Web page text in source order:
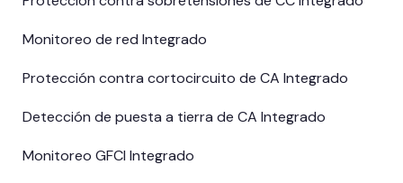
Monitoreo de red Integrado
Protección contra cortocircuito de CA Integrado
Detección de puesta a tierra de CA Integrado
Monitoreo GFCI Integrado